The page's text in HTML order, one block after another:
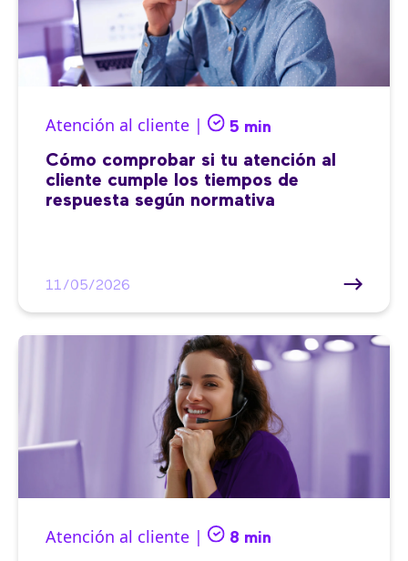
Atención al cliente | 5 min
Cómo comprobar si tu atención al
cliente cumple los tiempos de
respuesta según normativa
11/05/2026
Atención al cliente | 8 min